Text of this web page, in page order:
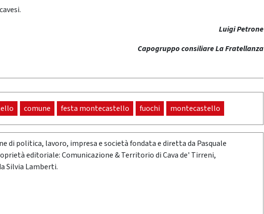
Luigi Petrone
Capogruppo consiliare La Fratellanza
comune festa montecastello fuochi montecastello
di politica, lavoro, impresa e società fondata e diretta da Pasquale
editoriale: Comunicazione & Territorio di Cava de' Tirreni,
Silvia Lamberti.